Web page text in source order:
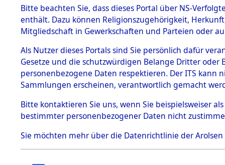
BESTÄNDE
1.
mente
5. Verschiedenes
5.3
Todesmärsche
5.3.1 Alliierte
Erhebungen
zu
Todesmärsch
en
5.3.2
Identifizierun
→0052
Bitte beachten Sie, dass dieses Portal über NS-
enthält. Dazu können Religionszugehörigkeit,
Mitgliedschaft in Gewerkschaften und Parteien oder
Als Nutzer dieses Portals sind Sie persönlich dafür
Gesetze und die schutzwürdigen Belange Dritter
personenbezogene Daten respektieren. Der ITS
Sammlungen erscheinen, verantwortlich gemacht
Bitte kontaktieren Sie uns, wenn Sie beispielsweiser
bestimmter personenbezogener Daten nicht
Sie möchten mehr über die Datenrichtlinie der Arolsen